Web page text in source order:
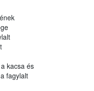
kacsa és
fagylalt